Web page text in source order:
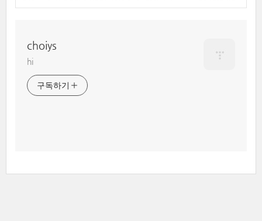
choiys
hi
구독하기